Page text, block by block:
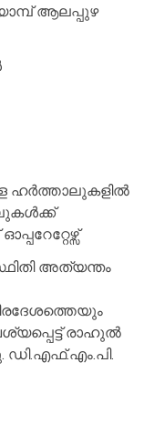
ആലപ്പുഴ
ഹർത്താലുകളിൽ
അത്യന്തം
രാഹുൽ